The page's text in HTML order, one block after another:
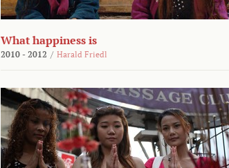
What happiness is
2010 - 2012 / Harald Friedl